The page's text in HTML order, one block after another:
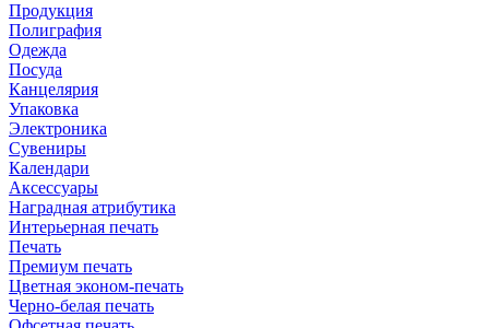
Продукция
Полиграфия
Одежда
Посуда
Канцелярия
Упаковка
Электроника
Сувениры
Календари
Аксессуары
Наградная атрибутика
Интерьерная печать
Печать
Премиум печать
Цветная эконом-печать
Черно-белая печать